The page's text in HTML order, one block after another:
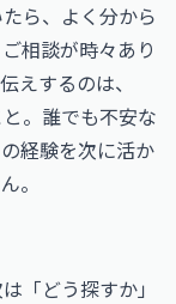
ら、よく分から
相談が時々あり
えするのは、
。誰でも不安な
経験を次に活か
。
「どう探すか」